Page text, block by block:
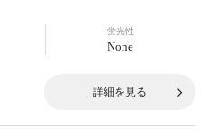
蛍光性
None
詳細を見る